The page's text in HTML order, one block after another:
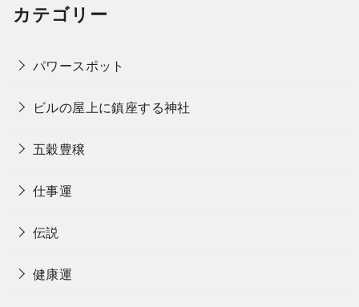
カテゴリー
パワースポット
ビルの屋上に鎮座する神社
五穀豊穣
仕事運
伝説
健康運